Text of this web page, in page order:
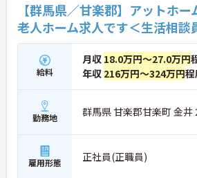
【群馬県／甘楽郡】アットホ
老人ホーム求人です＜生活相談
給料
月収 18.0万円～27.0万円
年収 216万円～324万円程
勤務地 群馬県 甘楽郡甘楽町 金井
雇用形態 正社員(正職員)